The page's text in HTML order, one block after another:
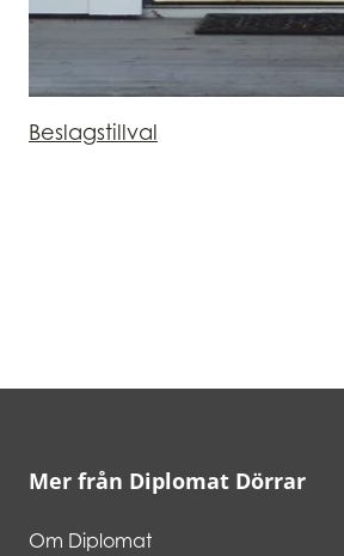
Beslagstillval
Mer från Diplomat Dörrar
Om Diplomat